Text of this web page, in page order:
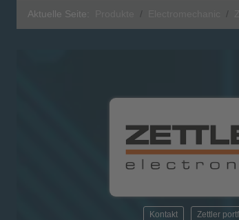
Aktuelle Seite:
Kontakt Zettler